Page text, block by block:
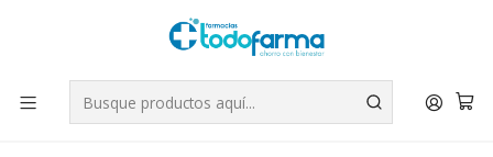
Tus compras tienen envío GRATIS por Rappi - Atención exclusiva
para Chile | WhatsApp +56
Leer más
Inicio Medicamentos
Rosat (B) Rosuvastatina 10 mg 30 Comprimidos recubiertos.